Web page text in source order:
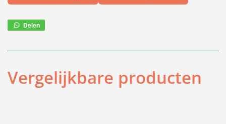
Delen
Vergelijkbare producten